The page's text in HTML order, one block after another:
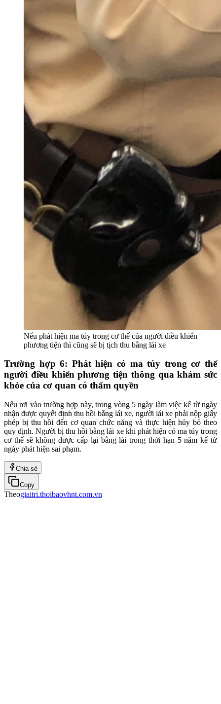
Nếu phát hiện ma túy trong cơ thể của người điều khiển
phương tiện thì cũng sẽ bị tịch thu bằng lái xe
Trường hợp 6: Phát hiện có ma túy trong cơ thể
người điều khiển phương tiện thông qua khám sức
khỏe của cơ quan có thẩm quyền
Nếu rơi vào trường hợp này, trong vòng 5 ngày làm việc kể từ ngày
nhận được quyết định thu hồi bằng lái xe, người lái xe phải nộp giấy
phép bị thu hồi đến cơ quan chức năng và thực hiện hủy bỏ theo
quy định. Người bị thu hồi bằng lái xe khi phát hiện có ma túy trong
cơ thể sẽ không được cấp lại bằng lái trong thời hạn 5 năm kể từ
ngày phát hiện sai phạm.
Chia sẻ
Copy
Theogiaitri.thoibaovhnt.com.vn